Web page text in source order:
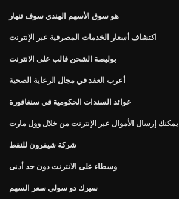
هو سوق الأسهم الهندي سوف تنهار
اكتشاف أسعار الخدمات المصرفية عبر الإنترنت
بوليصة الشحن قالب على الانترنت
أعرب العقد في مجال الرعاية الصحية
عوائد السندات الحكومية في سنغافورة
يمكنك إرسال الأموال عبر الإنترنت من خلال وول مارت
شركة شيفرون للنفط
وسطاء على الانترنت دون حد أدنى
سيرك دو سولي سعر السهم